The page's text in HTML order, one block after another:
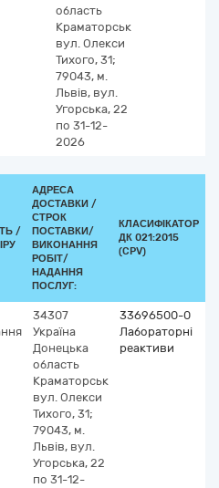
область
Краматорськ
вул. Олекси
Тихого, 31;
79043, м.
Львів, вул.
Угорська, 22
по 31-12-
2026
/
АДРЕСА
ДОСТАВКИ /
СТРОК
ПОСТАВКИ/
ВИКОНАННЯ
РОБІТ/
НАДАННЯ
ПОСЛУГ:
КЛАСИФІКАТОР
ДК 021:2015
(CPV)
34307
Україна
Донецька
область
Краматорськ
вул. Олекси
Тихого, 31;
79043, м.
Львів, вул.
Угорська, 22
по 31-12-
33696500-0
Лабораторні
реактиви